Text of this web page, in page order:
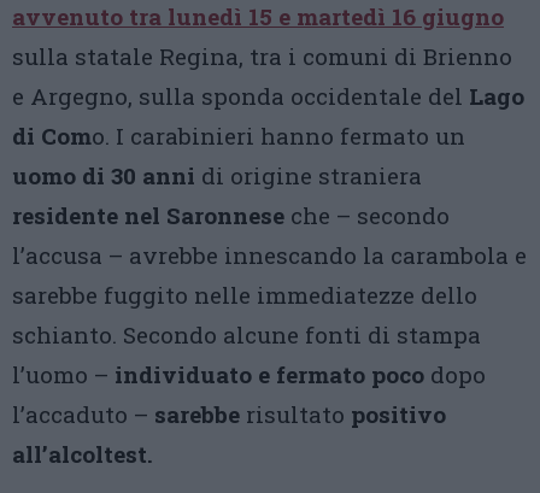
avvenuto tra lunedì 15 e martedì 16 giugno
sulla statale Regina, tra i comuni di Brienno
e Argegno, sulla sponda occidentale del Lago
di Como. I carabinieri hanno fermato un
uomo di 30 anni di origine straniera
residente nel Saronnese che – secondo
l’accusa – avrebbe innescando la carambola e
sarebbe fuggito nelle immediatezze dello
schianto. Secondo alcune fonti di stampa
l’uomo – individuato e fermato poco dopo
l’accaduto – sarebbe risultato positivo
all’alcoltest.